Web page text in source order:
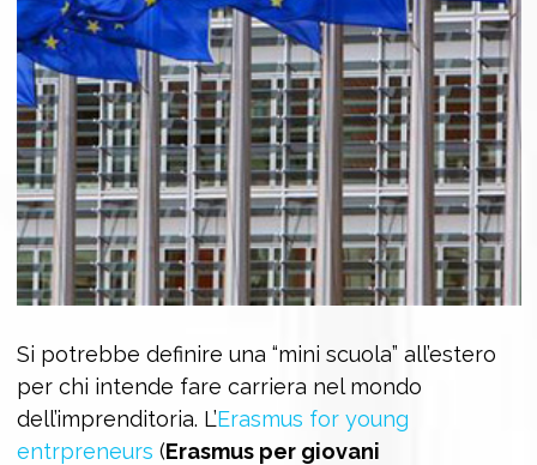
Si potrebbe definire una “mini scuola” all’estero
per chi intende fare carriera nel mondo
dell’imprenditoria. L’Erasmus for young
entrpreneurs (Erasmus per giovani